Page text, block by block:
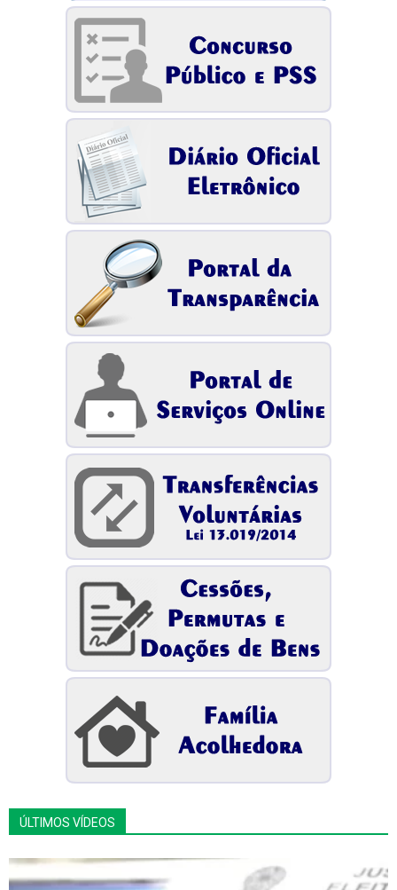
ÚLTIMOS VÍDEOS